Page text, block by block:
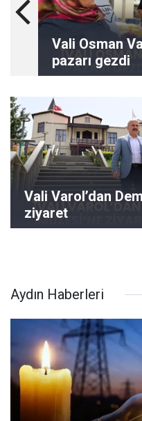
Vali Osman Varol eşiyle
pazarı gezdi
Vali Varol’dan
ziyaret
Aydın Haberleri